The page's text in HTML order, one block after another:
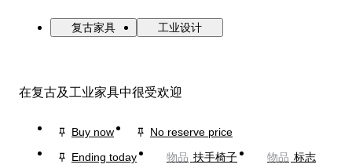
复古家具 工业设计
在复古及工业家具中很受欢迎
Buy now
No reserve price
Ending today
物品 扶手椅子 物品 标志